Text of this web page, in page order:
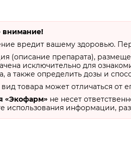
внимание!
вредит вашему здоровью.
(описание препарата),
исключительно для
а также определить дозы и
товара может отличаться от
«Экофарм» не несет
использования информации,